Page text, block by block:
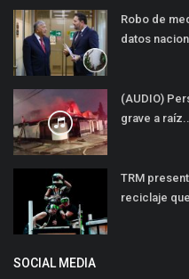
Robo de
datos
(AUDIO)
grave a raíz...
TRM
reciclaje
SOCIAL MEDIA